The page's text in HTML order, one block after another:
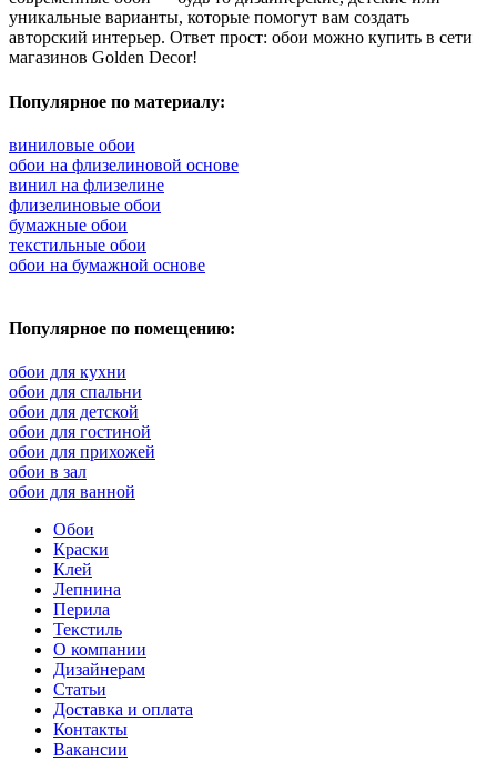
уникальные варианты, которые помогут вам создать
авторский интерьер. Ответ прост: обои можно купить в сети
магазинов Golden Decor!
Популярное по материалу:
виниловые обои
обои на флизелиновой основе
винил на флизелине
флизелиновые обои
бумажные обои
текстильные обои
обои на бумажной основе
Популярное по помещению:
обои для кухни
обои для спальни
обои для детской
обои для гостиной
обои для прихожей
обои в зал
обои для ванной
Обои
Краски
Клей
Лепнина
Перила
Текстиль
О компании
Дизайнерам
Статьи
Доставка и оплата
Контакты
Вакансии